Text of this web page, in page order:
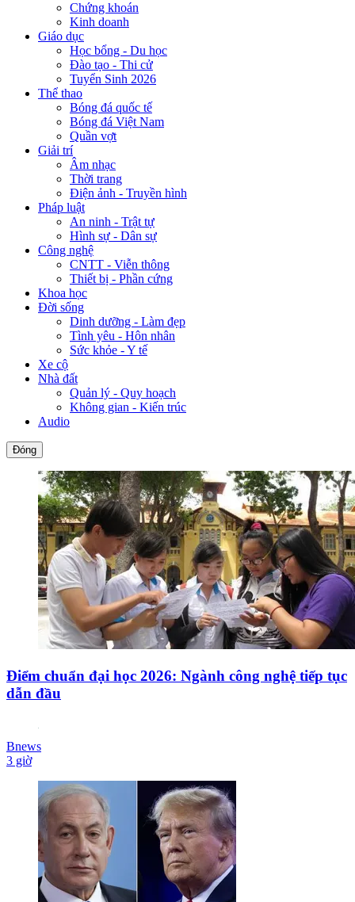
Chứng khoán
Kinh doanh
Giáo dục
Học bổng - Du học
Đào tạo - Thi cử
Tuyển Sinh 2026
Thể thao
Bóng đá quốc tế
Bóng đá Việt Nam
Quần vợt
Giải trí
Âm nhạc
Thời trang
Điện ảnh - Truyền hình
Pháp luật
An ninh - Trật tự
Hình sự - Dân sự
Công nghệ
CNTT - Viễn thông
Thiết bị - Phần cứng
Khoa học
Đời sống
Dinh dưỡng - Làm đẹp
Tình yêu - Hôn nhân
Sức khỏe - Y tế
Xe cộ
Nhà đất
Quản lý - Quy hoạch
Không gian - Kiến trúc
Audio
Đóng
Điểm chuẩn đại học 2026: Ngành công nghệ tiếp tục
dẫn đầu
Bnews
3 giờ